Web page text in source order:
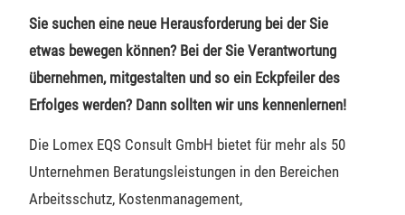
Sie suchen eine neue Herausforderung bei der Sie
etwas bewegen können? Bei der Sie Verantwortung
übernehmen, mitgestalten und so ein Eckpfeiler des
Erfolges werden? Dann sollten wir uns kennenlernen!
Die Lomex EQS Consult GmbH bietet für mehr als 50
Unternehmen Beratungsleistungen in den Bereichen
Arbeitsschutz, Kostenmanagement,